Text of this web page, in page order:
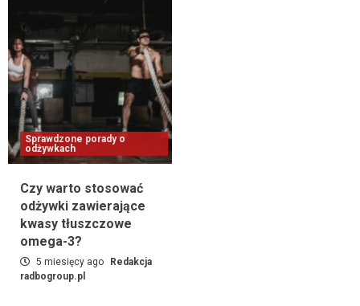
6
Sprawdzone porady o odżywkach
Jakie odżywki pomogą w poprawie
elastyczności mięśni?
7
Sprawdzone porady o odżywkach
Jakie suplementy przyspieszają regenerację
Sprawdzone porady o
odżywkach
Czy warto stosować
odżywki zawierające
kwasy tłuszczowe
omega-3?
5 miesięcy ago
Redakcja
radbogroup.pl